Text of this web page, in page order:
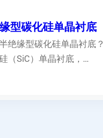
型碳化硅单晶衬底
绝缘型碳化硅单晶衬底？
（SiC）单晶衬底，…